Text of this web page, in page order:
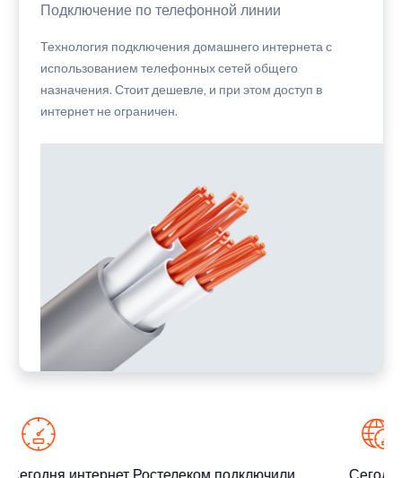
Подключение по телефонной линии
Технология подключения домашнего интернета с
использованием телефонных сетей общего
назначения. Стоит дешевле, и при этом доступ в
интернет не ограничен.